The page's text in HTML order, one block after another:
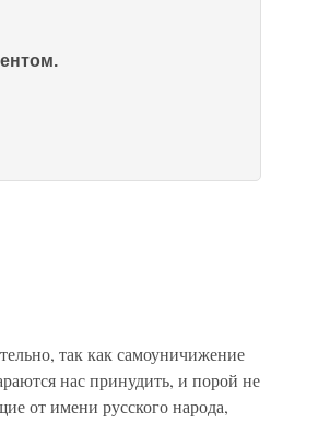
так как самоуничижение
нас принудить, и порой не
от имени русского народа,